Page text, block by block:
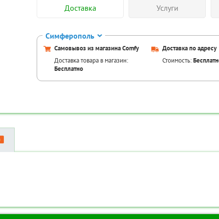
Доставка Услуги
Симферополь
Самовывоз из магазина Comfy
Доставка товара в магазин:
Бесплатно
Доставка по адресу
Стоимость: